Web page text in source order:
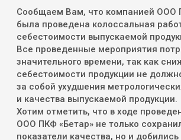
Сообщаем Вам, что компанией ООО
была проведена колоссальная
себестоимости выпускаемой
Все проведенные мероприятия
значительного времени, так как
себестоимости продукции не
за собой ухудшения
и качества выпускаемой продукции.
Хотим отметить, что в ходе
ООО ПКФ «Бетар» не только
показатели качества, но и